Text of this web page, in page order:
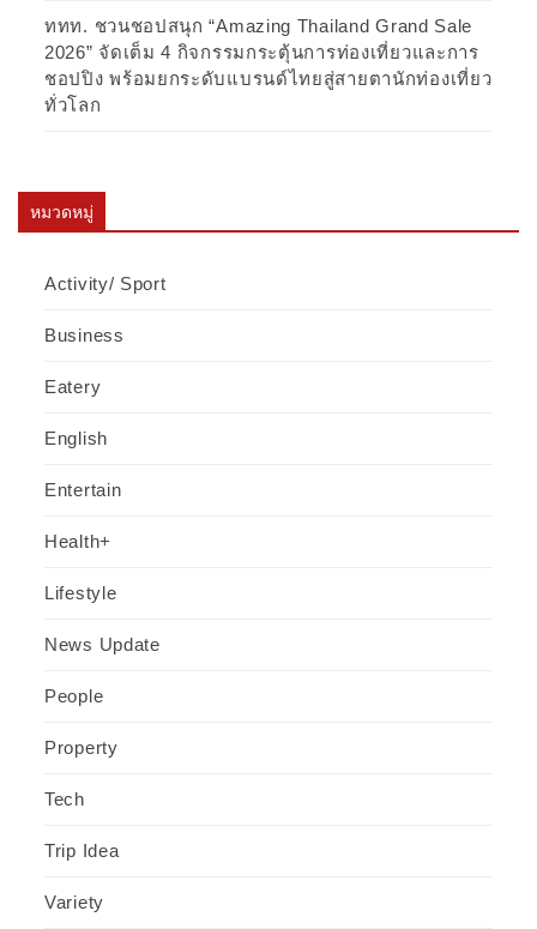
ททท. ชวนชอปสนุก “Amazing Thailand Grand Sale
2026” จัดเต็ม 4 กิจกรรมกระตุ้นการท่องเที่ยวและการ
ชอปปิง พร้อมยกระดับแบรนด์ไทยสู่สายตานักท่องเที่ยว
ทั่วโลก
หมวดหมู่
Activity/ Sport
Business
Eatery
English
Entertain
Health+
Lifestyle
News Update
People
Property
Tech
Trip Idea
Variety